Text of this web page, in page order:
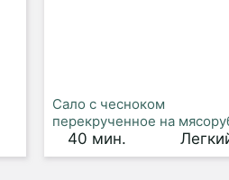
Сало с чесноком
перекрученное на
40 мин.